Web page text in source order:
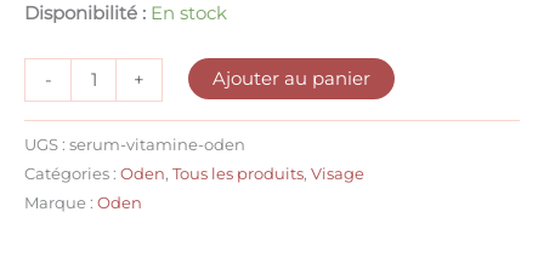
Disponibilité : En stock
- + Ajouter au panier
UGS : serum-vitamine-oden
Catégories : Oden, Tous les produits, Visage
Marque : Oden